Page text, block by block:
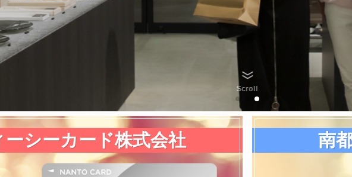
Scroll
ーシーカード株式会社 南